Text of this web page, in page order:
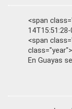
<span
<span
En Guayas